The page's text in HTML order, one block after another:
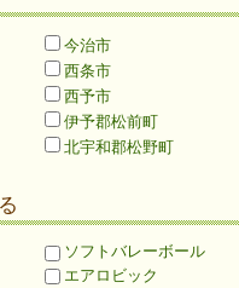
今治市
西条市
西予市
伊予郡松前町
北宇和郡松野町
ソフトバレーボール
エアロビック